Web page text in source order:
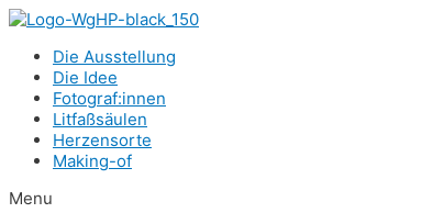
Zum
springenDie Aus­stel­lung
Die Idee
Fotograf:innen
Lit­faß­säu­len
Her­zens­or­te
Making-of
Menu